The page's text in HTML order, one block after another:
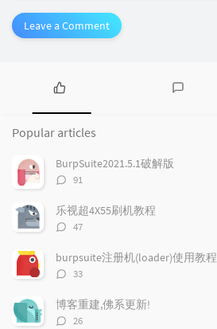
Leave a Comment
P
p
u
l
a
r
a
t
i
l
e
m
Popular articles
BurpSuite2021.5.1破解版
评
数：
91
乐视超4X55刷机教程
评
数：
47
burpsuite注册机(loader)使用教程
评
数：
33
博客重建,佛系更新!
评
26